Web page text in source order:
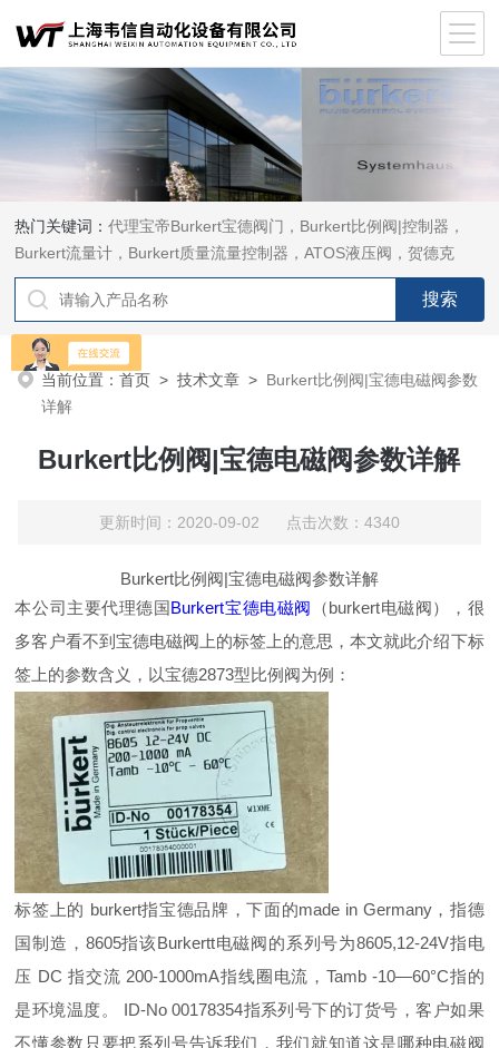
热门关键词：代理宝帝Burkert宝德阀门，Burkert比例阀|控制器，
Burkert流量计，Burkert质量流量控制器，ATOS液压阀，贺德克
HYDAC传感器，ASCO电磁阀，ASCO阀门，REXROTH力士乐阀
泵，安沃驰Aventics电磁阀|气缸，Samson萨姆森定位器
当前位置：首页 >技术文章 > Burkert比例阀|宝德电磁阀参数
详解
Burkert比例阀|宝德电磁阀参数详解
更新时间：2020-09-02 点击次数：4340
Burkert比例阀|宝德电磁阀参数详解
本公司主要代理德国Burkert宝德电磁阀
（burkert电磁阀），很
多客户看不到宝德电磁阀上的标签上的意思，本文就此介绍下标
签上的参数含义，以宝德2873型比例阀为例：
标签上的 burkert指宝德品牌，下面的made in Germany，指德
国制造，8605指该Burkertt电磁阀的系列号为8605,12-24V指电
压 DC 指交流 200-1000mA指线圈电流，Tamb -10—60°C指的
是环境温度。 ID-No 00178354指系列号下的订货号，客户如果
不懂参数只要把系列号告诉我们，我们就知道这是哪种电磁阀